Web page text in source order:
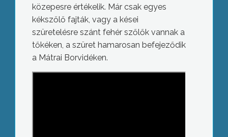
közepesre értékelik. Már csak egyes
kékszőlő fajták, vagy a kései
szüretelésre szánt fehér szőlők vannak a
tőkéken, a szüret hamarosan befejeződik
a Mátrai Borvidéken.